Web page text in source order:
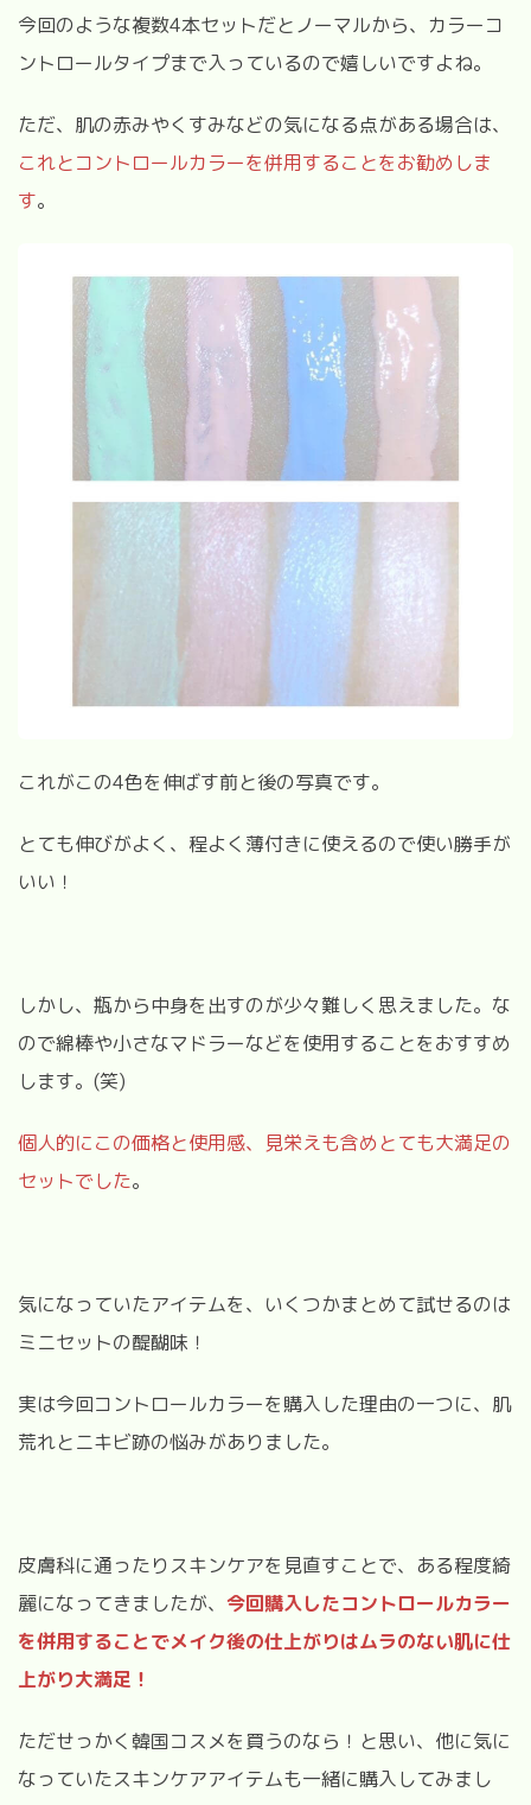
今回のような複数4本セットだとノーマルから、カラーコ
ントロールタイプまで入っているので嬉しいですよね。
ただ、肌の赤みやくすみなどの気になる点がある場合は、
これとコントロールカラーを併用することをお勧めしま
す。
これがこの4色を伸ばす前と後の写真です。
とても伸びがよく、程よく薄付きに使えるので使い勝手が
いい！
しかし、瓶から中身を出すのが少々難しく思えました。な
ので綿棒や小さなマドラーなどを使用することをおすすめ
します。 (笑)
個人的にこの価格と使用感、見栄えも含めとても大満足の
セットでした。
気になっていたアイテムを、いくつかまとめて試せるのは
ミニセットの醍醐味！
実は今回コントロールカラーを購入した理由の一つに、肌
荒れとニキビ跡の悩みがありました。
皮膚科に通ったりスキンケアを見直すことで、ある程度綺
麗になってきましたが、 今回購入したコントロールカラー
を併用することでメイク後の仕上がりはムラのない肌に仕
上がり大満足！
ただせっかく韓国コスメを買うのなら！と思い、他に気に
なっていたスキンケアアイテムも一緒に購入してみまし